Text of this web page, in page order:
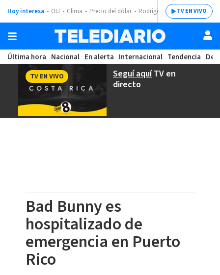
Hoy interesa OIJ Clima Precio del dólar Rodrigo ChavesTV EN VIVO
Última hora Nacional En alerta Internacional Tendencia
Seguí aquíTV en
directo
TV EN VIVO
Bad Bunny es
hospitalizado de
emergencia en Puerto
Rico